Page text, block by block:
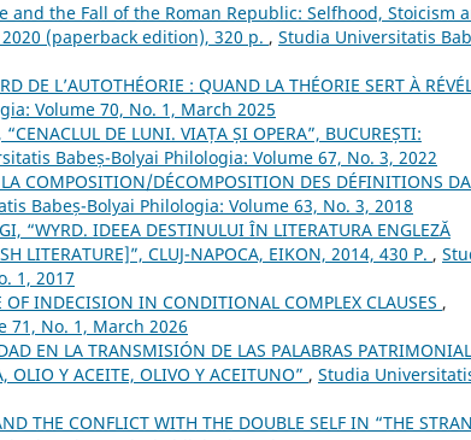
and the Fall of the Roman Republic: Selfhood, Stoicism
(paperback edition), 320 p. , Studia Universitatis
DE L’AUTOTHÉORIE : QUAND LA THÉORIE SERT À
Volume 70, No. 1, March 2025
DE LUNI. VIAȚA ȘI OPERA”, BUCUREȘTI:
Babeș-Bolyai Philologia: Volume 67, No. 3, 2022
LA COMPOSITION/DÉCOMPOSITION DES DÉFINITIONS
Babeș-Bolyai Philologia: Volume 63, No. 3, 2018
“WYRD. IDEEA DESTINULUI ÎN LITERATURA ENGLEZĂ
LITERATURE]”, CLUJ-NAPOCA, EIKON, 2014, 430 P. ,
1, 2017
OF INDECISION IN CONDITIONAL COMPLEX CLAUSES ,
71, No. 1, March 2026
EN LA TRANSMISIÓN DE LAS PALABRAS
OLIO Y ACEITE, OLIVO Y ACEITUNO” , Studia
THE CONFLICT WITH THE DOUBLE SELF IN “THE